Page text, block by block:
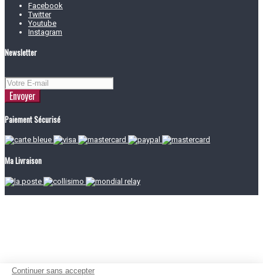
Facebook
Twitter
Youtube
Instagram
Newsletter
Envoyer
Paiement Sécurisé
Ma Livraison
Salut c'est nous...